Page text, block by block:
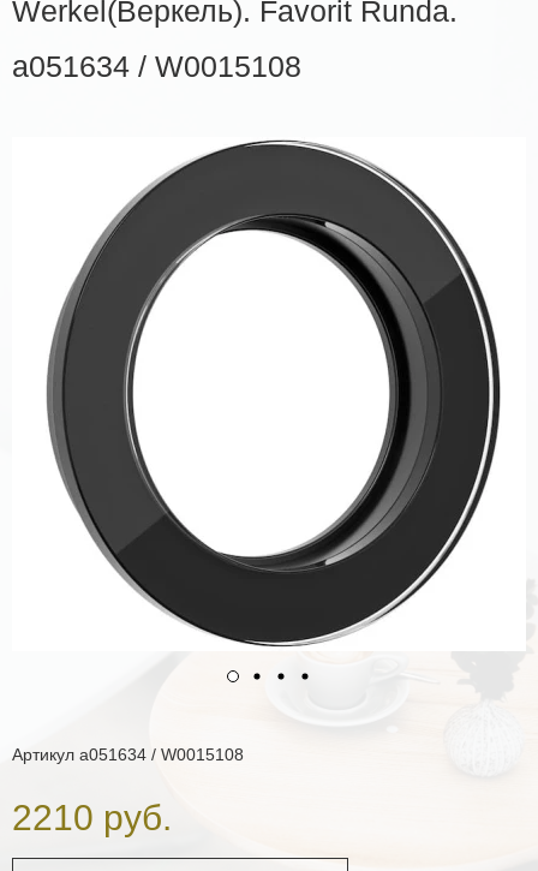
Werkel(Веркель). Favorit Runda.
a051634 / W0015108
Артикул a051634 / W0015108
2210 руб.